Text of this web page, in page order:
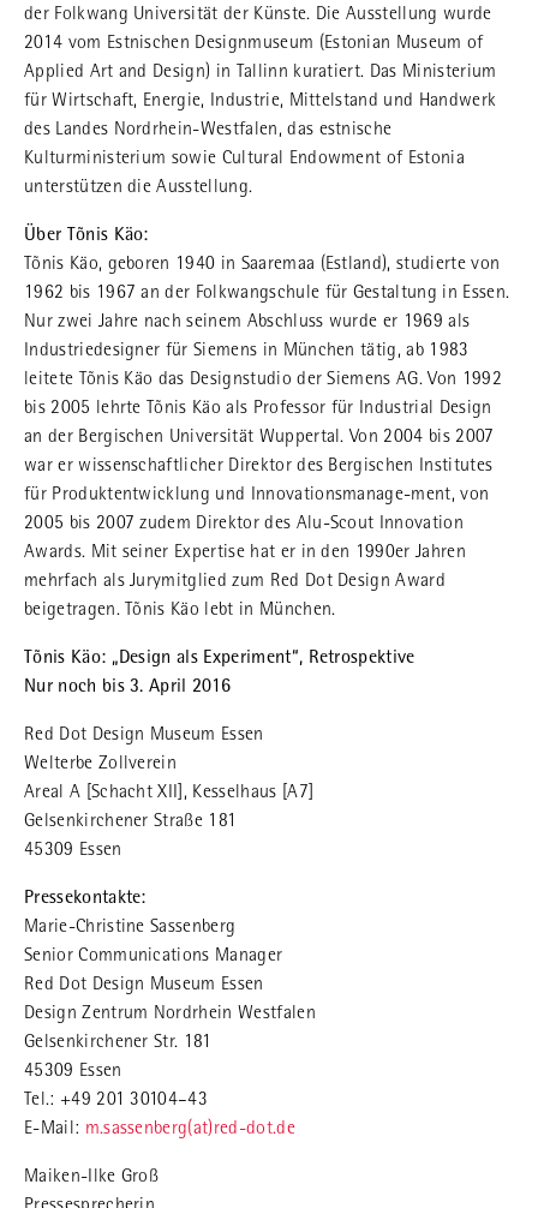
der Folkwang Universität der Künste. Die Ausstellung wurde
2014 vom Estnischen Designmuseum (Estonian Museum of
Applied Art and Design) in Tallinn kuratiert. Das Ministerium
für Wirtschaft, Energie, Industrie, Mittelstand und Handwerk
des Landes Nordrhein-Westfalen, das estnische
Kulturministerium sowie Cultural Endowment of Estonia
unterstützen die Ausstellung.
Über Tõnis Käo:
Tõnis Käo, geboren 1940 in Saaremaa (Estland), studierte von
1962 bis 1967 an der Folkwangschule für Gestaltung in Essen.
Nur zwei Jahre nach seinem Abschluss wurde er 1969 als
Industriedesigner für Siemens in München tätig, ab 1983
leitete Tõnis Käo das Designstudio der Siemens AG. Von 1992
bis 2005 lehrte Tõnis Käo als Professor für Industrial Design
an der Bergischen Universität Wuppertal. Von 2004 bis 2007
war er wissenschaftlicher Direktor des Bergischen Institutes
für Produktentwicklung und Innovationsmanage-ment, von
2005 bis 2007 zudem Direktor des Alu-Scout Innovation
Awards. Mit seiner Expertise hat er in den 1990er Jahren
mehrfach als Jurymitglied zum Red Dot Design Award
beigetragen. Tõnis Käo lebt in München.
Tõnis Käo: „Design als Experiment“, Retrospektive
Nur noch bis 3. April 2016
Red Dot Design Museum Essen
Welterbe Zollverein
Areal A [Schacht XII], Kesselhaus [A7]
Gelsenkirchener Straße 181
45309 Essen
Pressekontakte:
Marie-Christine Sassenberg
Senior Communications Manager
Red Dot Design Museum Essen
Design Zentrum Nordrhein Westfalen
Gelsenkirchener Str. 181
45309 Essen
Tel.: +49 201 30104–43
E-Mail: m.sassenberg(at)red-dot.de
Maiken-Ilke Groß